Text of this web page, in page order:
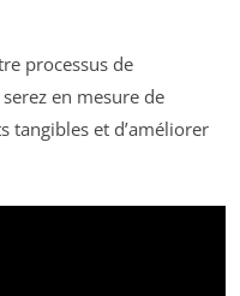
processus de
en mesure de
tangibles et d’améliorer